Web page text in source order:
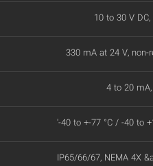
10 to 30 V
330 mA at 24 V, non-
4 to 20
'-40 to +-77 °C / -40 to
IP65/66/67, NEMA 4X